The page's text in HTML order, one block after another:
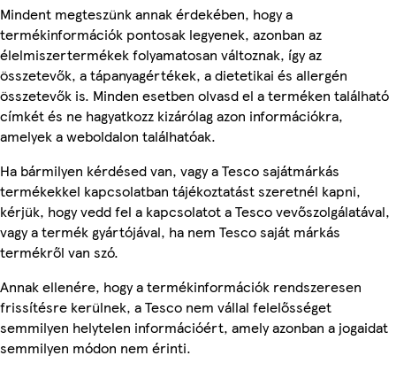
Mindent megteszünk annak érdekében, hogy a
termékinformációk pontosak legyenek, azonban az
élelmiszertermékek folyamatosan változnak, így az
összetevők, a tápanyagértékek, a dietetikai és allergén
összetevők is. Minden esetben olvasd el a terméken található
címkét és ne hagyatkozz kizárólag azon információkra,
amelyek a weboldalon találhatóak.
Ha bármilyen kérdésed van, vagy a Tesco sajátmárkás
termékekkel kapcsolatban tájékoztatást szeretnél kapni,
kérjük, hogy vedd fel a kapcsolatot a Tesco vevőszolgálatával,
vagy a termék gyártójával, ha nem Tesco saját márkás
termékről van szó.
Annak ellenére, hogy a termékinformációk rendszeresen
frissítésre kerülnek, a Tesco nem vállal felelősséget
semmilyen helytelen információért, amely azonban a jogaidat
semmilyen módon nem érinti.